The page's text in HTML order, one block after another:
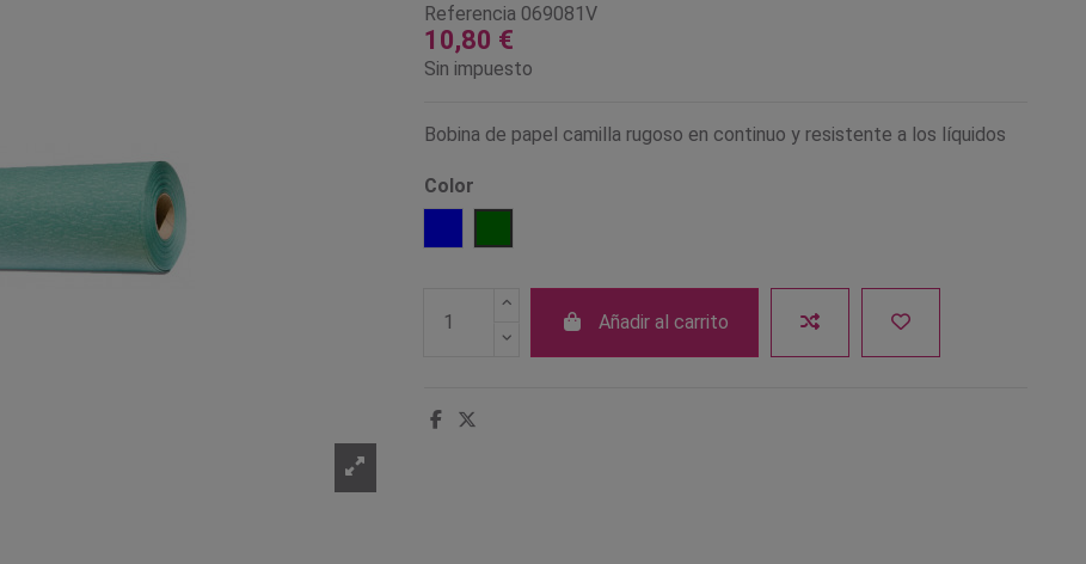
Referencia 069081V
10,80 €
Sin impuesto
Bobina de papel camilla rugoso en continuo y resistente a los líquidos
Color
Añadir al carrito